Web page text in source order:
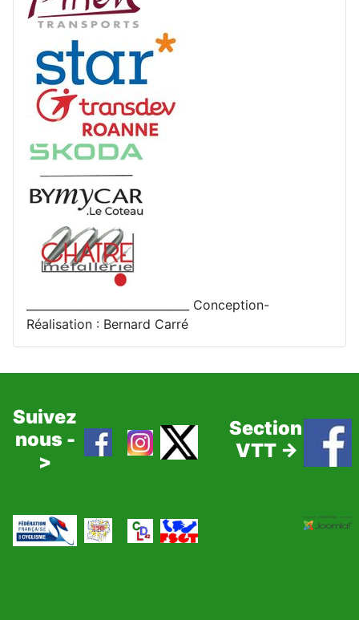
_____________________________ Conception-
Réalisation : Bernard Carré
Suivez
nous -
>
Section
VTT ->